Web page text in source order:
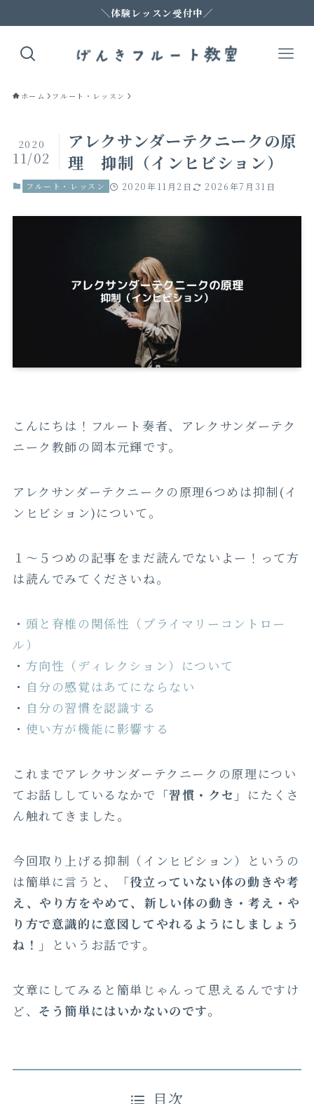
＼体験レッスン受付中／
ホーム フルート・レッスン
アレクサンダーテクニークの原
理 抑制（インヒビション）
2020
11/02
フルート・レッスン 2020年11月2日 2026年7月31日
こんにちは！フルート奏者、アレクサンダーテク
ニーク教師の岡本元輝です。
アレクサンダーテクニークの原理6つめは抑制(イ
ンヒビション)について。
１〜５つめの記事をまだ読んでないよー！って方
は読んでみてくださいね。
・ 頭と脊椎の関係性（プライマリーコントロー
ル）
・ 方向性（ディレクション）について
・ 自分の感覚はあてにならない
・ 自分の習慣を認識する
・ 使い方が機能に影響する
これまでアレクサンダーテクニークの原理につい
てお話ししているなかで 「習慣・クセ」 にたくさ
ん触れてきました。
今回取り上げる抑制（インヒビション）というの
は簡単に言うと、
「役立っていない体の動きや考
え、やり方をやめて、新しい体の動き・考え・や
り方で意識的に意図してやれるようにしましょう
ね！」
というお話です。
文章にしてみると簡単じゃんって思えるんですけ
ど、 そう簡単にはいかないのです。
目次